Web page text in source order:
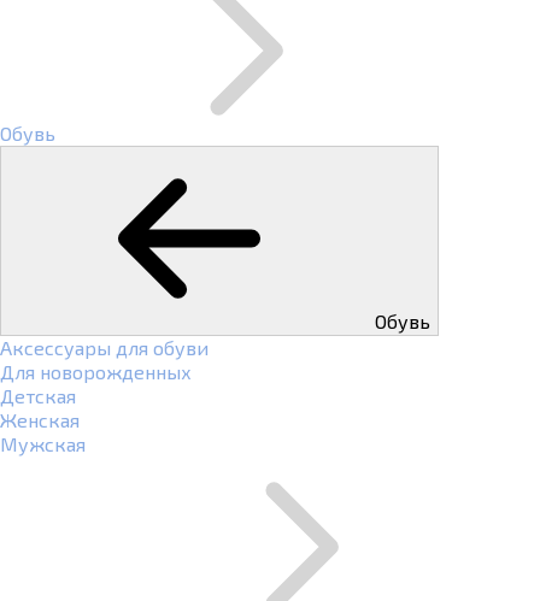
Обувь
Обувь
Аксессуары для обуви
Для новорожденных
Детская
Женская
Мужская